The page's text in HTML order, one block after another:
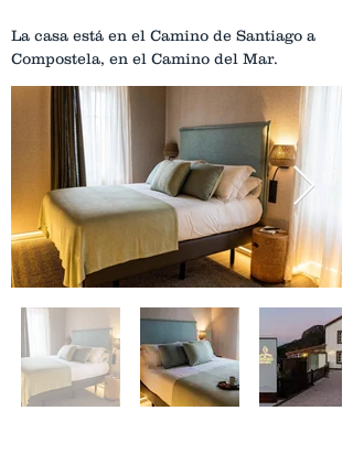
La casa está en el Camino de Santiago a
Compostela, en el Camino del Mar.